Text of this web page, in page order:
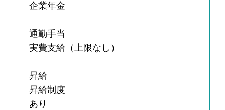
企業年金
通勤手当
実費支給（上限なし）
昇給
昇給制度
あり